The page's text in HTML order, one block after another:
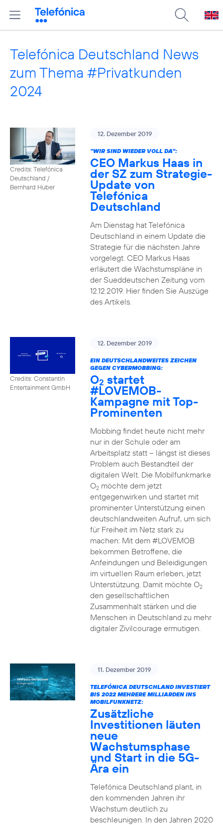
Telefónica Deutschland News
zum Thema #Privatkunden
2024
Credits: Telefónica
Deutschland /
Bernhard Huber
12. Dezember 2019
"WIR SIND WIEDER VOLL DA":
CEO Markus Haas in
der SZ zum Strategie-
Update von
Telefónica
Deutschland
Am Dienstag hat Telefónica
Deutschland in einem Update die
Strategie für die nächsten Jahre
vorgelegt. CEO Markus Haas
erläutert die Wachstumspläne in
der Sueddeutschen Zeitung vom
12.12.2019. Hier finden Sie Auszüge
des Artikels.
Credits: Constantin
Entertainment GmbH
12. Dezember 2019
EIN DEUTSCHLANDWEITES ZEICHEN
GEGEN CYBERMOBBING:
O2 startet
#LOVEMOB-
Kampagne mit Top-
Prominenten
Mobbing findet heute nicht mehr
nur in der Schule oder am
Arbeitsplatz statt – längst ist dieses
Problem auch Bestandteil der
digitalen Welt. Die Mobilfunkmarke
O2möchte dem jetzt
entgegenwirken und startet mit
prominenter Unterstützung einen
deutschlandweiten Aufruf, um sich
für Freiheit im Netz stark zu
machen: Mit dem #LOVEMOB
bekommen Betroffene, die
Anfeindungen und Beleidigungen
im virtuellen Raum erleben, jetzt
Unterstützung. Damit möchte O2
den gesellschaftlichen
Zusammenhalt stärken und die
Menschen in Deutschland zu mehr
digitaler Zivilcourage ermutigen.
11. Dezember 2019
TELEFÓNICA DEUTSCHLAND INVESTIERT
BIS 2022 MEHRERE MILLIARDEN INS
MOBILFUNKNETZ:
Zusätzliche
Investitionen läuten
neue
Wachstumsphase
und Start in die 5G-
Ära ein
Telefónica Deutschland plant, in
den kommenden Jahren ihr
Wachstum deutlich zu
beschleunigen. In den Jahren 2020